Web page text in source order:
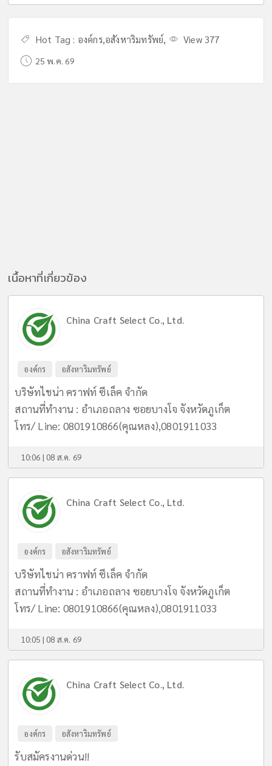
Hot Tag : องค์กร,อสังหาริมทรัพย์, View 377
25 พ.ค. 69
เนื้อหาที่เกี่ยวข้อง
China Craft Select Co., Ltd.
องค์กร อสังหาริมทรัพย์
บริษัทไชน่า คราฟท์ ซีเล็ค จำกัด
สถานที่ทำงาน : อำเภอถลาง ซอยบางโจ จังหวัดภูเก็ต
โทร/ Line: 0801910866(คุณหลง),0801911033
10:06 | 08 ส.ค. 69
China Craft Select Co., Ltd.
องค์กร อสังหาริมทรัพย์
บริษัทไชน่า คราฟท์ ซีเล็ค จำกัด
สถานที่ทำงาน : อำเภอถลาง ซอยบางโจ จังหวัดภูเก็ต
โทร/ Line: 0801910866(คุณหลง),0801911033
10:05 | 08 ส.ค. 69
China Craft Select Co., Ltd.
องค์กร อสังหาริมทรัพย์
รับสมัครงานด่วน!!